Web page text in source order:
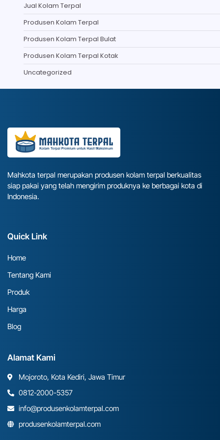
Jual Kolam Terpal
Produsen Kolam Terpal
Produsen Kolam Terpal Bulat
Produsen Kolam Terpal Kotak
Uncategorized
Mahkota terpal merupakan produsen kolam terpal berkualitas
siap pakai yang telah mengirim produknya ke berbagai kota di
Indonesia.
Quick Link
Home
Tentang Kami
Produk
Harga
Blog
Alamat Kami
Mojoroto, Kota Kediri, Jawa Timur
0812-2000-5357
info@produsenkolamterpal.com
produsenkolamterpal.com